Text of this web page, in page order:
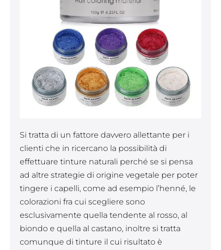
Si tratta di un fattore davvero allettante per i
clienti che in ricercano la possibilità di
effettuare tinture naturali perché se si pensa
ad altre strategie di origine vegetale per poter
tingere i capelli, come ad esempio l’henné, le
colorazioni fra cui scegliere sono
esclusivamente quella tendente al rosso, al
biondo e quella al castano, inoltre si tratta
comunque di tinture il cui risultato è